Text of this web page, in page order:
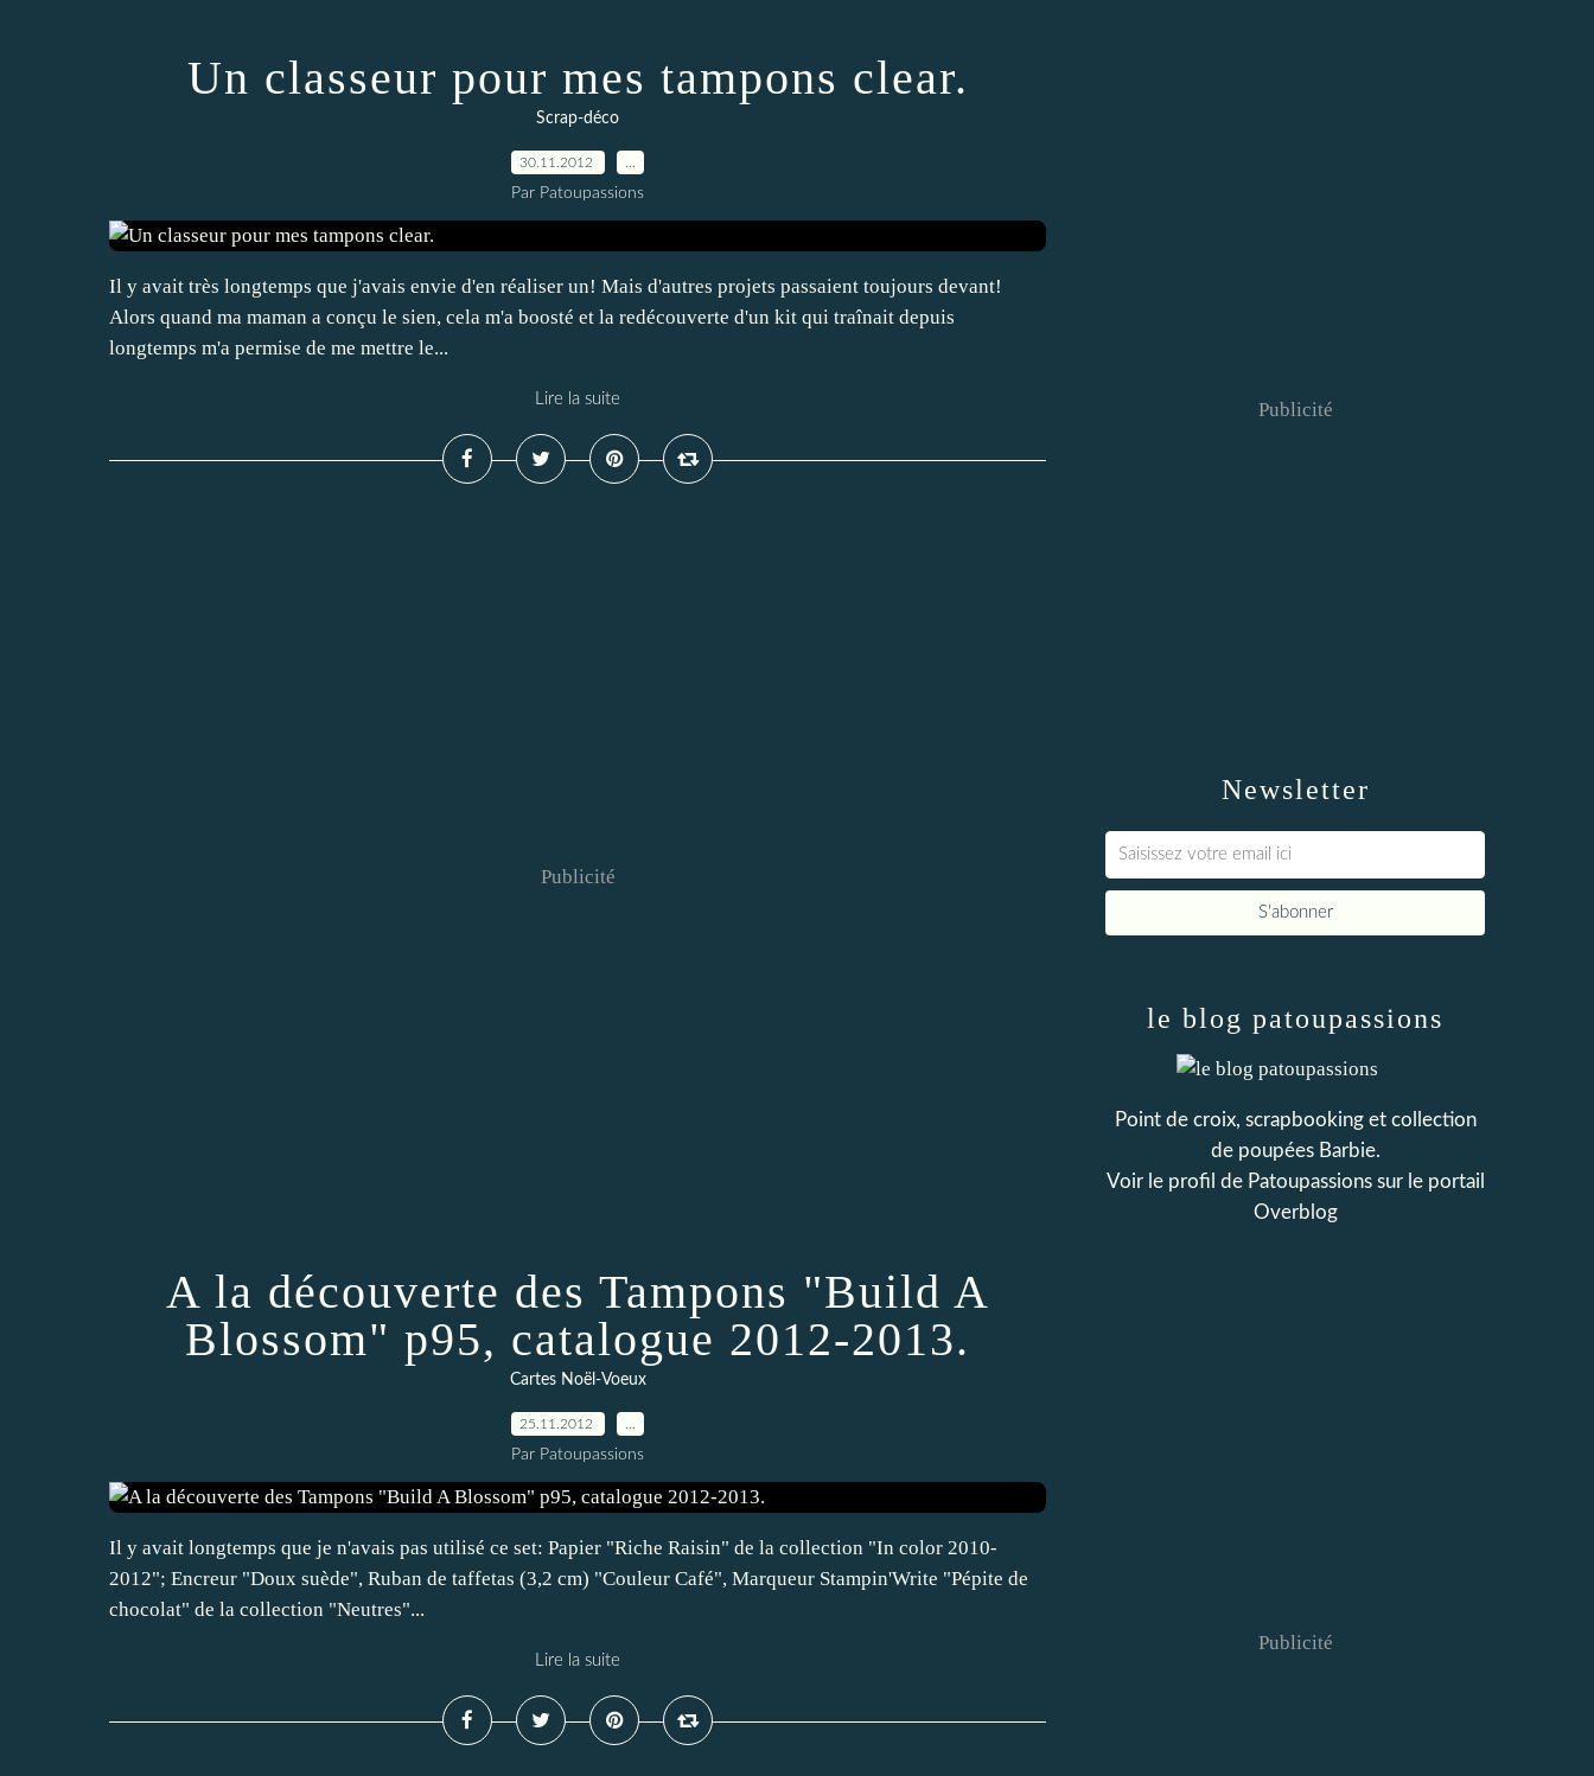
Un classeur pour mes tampons clear.
Scrap-déco
30.11.2012
Par Patoupassions
Il y avait très longtemps que j'avais envie d'en réaliser un! Mais d'autres projets passaient toujours devant!
Alors quand ma maman a conçu le sien, cela m'a boosté et la redécouverte d'un kit qui traînait depuis
longtemps m'a permise de me mettre le...
Lire la suite
Publicité
A la découverte des Tampons "Build A
Blossom" p95, catalogue 2012-2013.
Cartes Noël-Voeux
25.11.2012
Par Patoupassions
Il y avait longtemps que je n'avais pas utilisé ce set: Papier "Riche Raisin" de la collection "In color 2010-
2012"; Encreur "Doux suède", Ruban de taffetas (3,2 cm) "Couleur Café", Marqueur Stampin'Write "Pépite de
chocolat" de la collection "Neutres"...
Lire la suite
Newsletter
Publicité
le blog patoupassions
Point de croix, scrapbooking et collection
de poupées Barbie.
Voir le profil de Patoupassionssur le portail
Overblog
Publicité